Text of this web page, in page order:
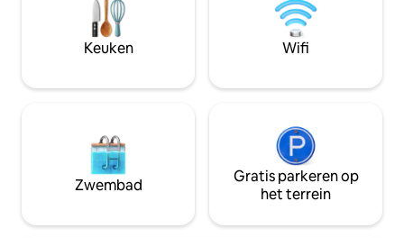
in het gedeelte 'Andere informatie waar
je op moet letten'.
naast
door een
Je verhuurders
groenten met je
Keuken Wifi
Zwembad
Gratis parkeren op
het terrein